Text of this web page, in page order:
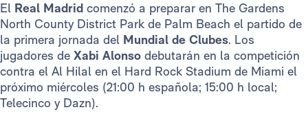
El Real Madrid comenzó a preparar en The Gardens
North County District Park de Palm Beach el partido de
la primera jornada del Mundial de Clubes. Los
jugadores de Xabi Alonso debutarán en la competición
contra el Al Hilal en el Hard Rock Stadium de Miami el
próximo miércoles (21:00 h española; 15:00 h local;
Telecinco y Dazn).